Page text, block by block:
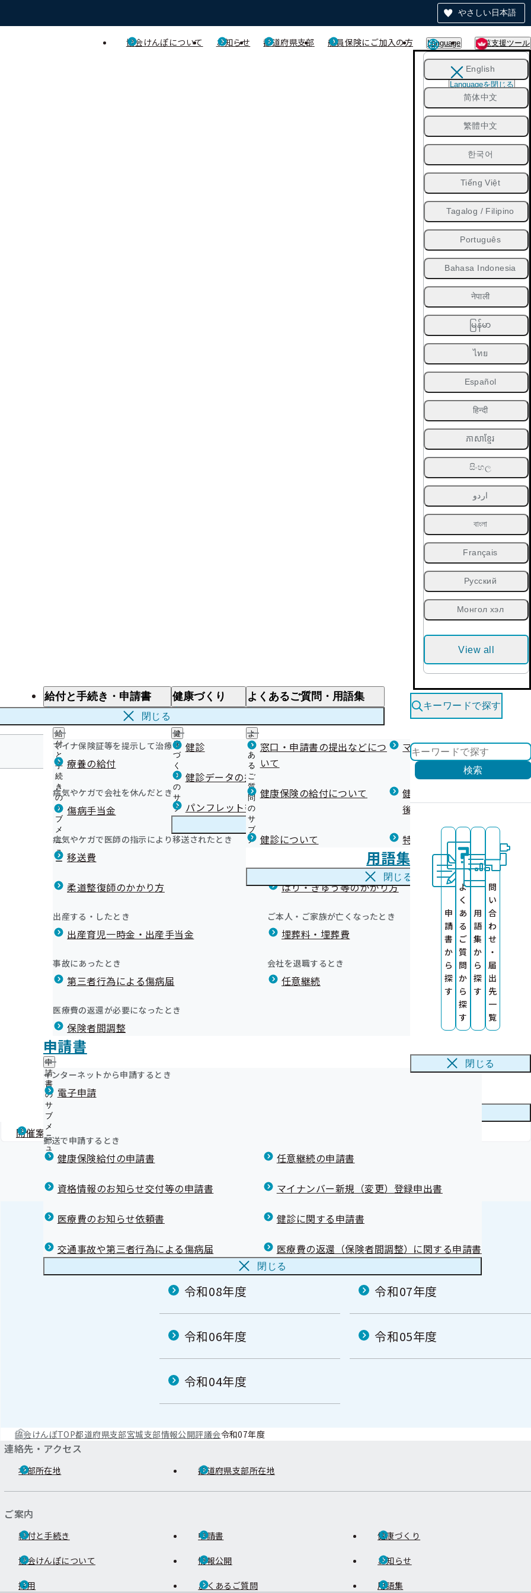
やさしい日本語
協会けんぽについて お知らせ 都道府県支部 船員保険にご加入の方 Language 閲覧支援ツール
English
简体中文
繁體中文
한국어
Tiếng Việt
Tagalog / Filipino
Português
Bahasa Indonesia
नेपाली
မြန်မာ
ไทย
Español
हिन्दी
ភាសាខ្មែរ
සිංහල
اردو
বাংলা
Français
Русский
Монгол хэл
View all
Languageを閉じる
給付と手続き・申請書
給付と手続き
給
付
と
手
続
き
の
サ
ブ
メ
ニ
ュ
ー
マイナ保険証等を提示して治療を受けるとき
療養の給付
医療費が高額になりそう・なったとき
限度額適用認定・高額療養費・高額介護合算
病気やケガで会社を休んだとき
傷病手当金
医療費の全額を負担したとき
病気やケガで医師の指示により移送されたとき
移送費
海外で急な病気にかかり治療を受けたとき
柔道整復師のかかり方 はり・きゅう等のかかり方
出産する・したとき
出産育児一時金・出産手当金
ご本人・ご家族が亡くなったとき
埋葬料・埋葬費
事故にあったとき
第三者行為による傷病届
会社を退職するとき
任意継続
医療費の返還が必要になったとき
保険者間調整
申請書
申
請
書
の
サ
ブ
メ
ニ
ュ
ー
インターネットから申請するとき
電子申請
郵送で申請するとき
健康保険給付の申請書 任意継続の申請書
資格情報のお知らせ交付等の申請書 マイナンバー新規（変更）登録申出書
医療費のお知らせ依頼書 健診に関する申請書
交通事故や第三者行為による傷病届 医療費の返還（保険者間調整）に関する申請書
閉じる
健康づくり
健
康
づ
く
り
の
サ
ブ
メ
ュ
健診 健診を受けた後の健康づくり
健診データの提供について 健康宣言（コラボヘルス）
パンフレット等（広報） 健康づくりコラム
よくあるご質問・用語集
よ
く
あ
る
ご
質
問
の
サ
ブ
メ
窓口・申請書の提出などにつ
いて
マイナ保険証等関連について
健康保険の給付について
健康保険任意継続制度（退職
後の健康保険）について
健診について 特定保健指導について
用語集
閉じる
閉じる
キーワードで探す
検索
申
請
書
か
ら
探
す
よ
く
あ
る
ご
質
問
か
ら
探
す
用
語
集
か
ら
探
す
問
い
合
わ
せ
・
届
出
先
一
覧
閉じる
宮城支部
宮城支部からのお知らせ
宮城支部の健診・保健指導のご案内
宮
の
生活習慣病予防健診とは
健診車による集合健診
健診結果をご提供ください
受診券（セット券）を失くされた方
健診結果をご提供ください（被扶養者）
重症化予防事業
重症化予防事業の外部委託を実施しています
特定保健指導継続的支援業務の外部委託を実施しています
東日本大震災で被災された皆様へ 健診費用が還付されます
オンライン資格確認等システムによる保険者からの特定健康診査情報の
定期健康診断結果データの取得勧奨業務委託について
生活習慣病予防健診・特定保健指導実施機関の新規募集
被扶養者（加入者のご家族）向け
健診実施機関一覧等
康
健康保険委員の概要、各種手続きについて
令和6年度 健康保険委員研修会について
健康保険委員募集要領
健康づくり
2. 【加入者（被保険者・被扶養者）様向け】健康づくりサービス
宮城支部 第3期保健事業実施計画（データヘルス計画）
睡眠習慣等に関するアンケート調査の集計結果について
健康づくりポスターのご案内
ダブルケアに関するアンケート調査の実施について
《広報》月刊協会けんぽみやぎ(納入告知書同封リーフレット)
《広報》よくお電話いただく内容を解決！宮城支部のQ&A
《広報》協会けんぽ宮城支部公式LINEについて
《広報》上手な医療のかかり方
《申請》各種申請書の「記入の注意点」・「提出先」について
《申請》申請書の書き方動画
《申請》開示請求（保有個人情報）について
《申請》開示請求（診療報酬明細書）について
《禁煙》禁煙外来における禁煙治療
《禁煙》禁煙支援薬局における禁煙支援
《情報提供サービス》申請方法及び注意点(事業所の皆さまへ)
《インセンティブ制度》令和6年度実績の結果発表～宮城支部は21位と
なりました～
《ジェネリック医薬品（後発医薬品）》実績リスト
《負傷原因照会》ケガでマイナ保険証（資格確認書・健康保険証）を使
用した場合の負傷原因照会について
《退職》退職後の資格確認書（健康保険証）の取り扱いについて【事業
所の担当者様・退職する予定の方へ】
《保険料》賞与支給時の健康保険料額の計算について
資格確認書（健康保険証）記号番号変換
統計情報
宮城支部について
所在地・連絡先
調達情報
採用情報
個人情報保護
地方自治体及び関係団体との連携協定
情報公開
評議会
事務処理誤り
リンク集
令和07年度
令和7年度 第3回宮城支部評議会
令和08年01月16日開催
開催案内
資料
令和07年10月24日開催
開催案内
令和7年度 第1回宮城支部評議会
令和07年07月11日開催
開催案内
評議会
令和08年度 令和07年度
令和06年度 令和05年度
令和04年度
協会けんぽTOP都道府県支部宮城支部情報公開評議会令和07年度
連絡先・アクセス
本部所在地 都道府県支部所在地
ご案内
給付と手続き 申請書 健康づくり
協会けんぽについて 情報公開 お知らせ
採用 よくあるご質問 用語集